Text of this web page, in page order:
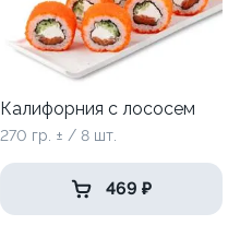
Калифорния с лососем
270 гр. ± / 8 шт.
469 ₽